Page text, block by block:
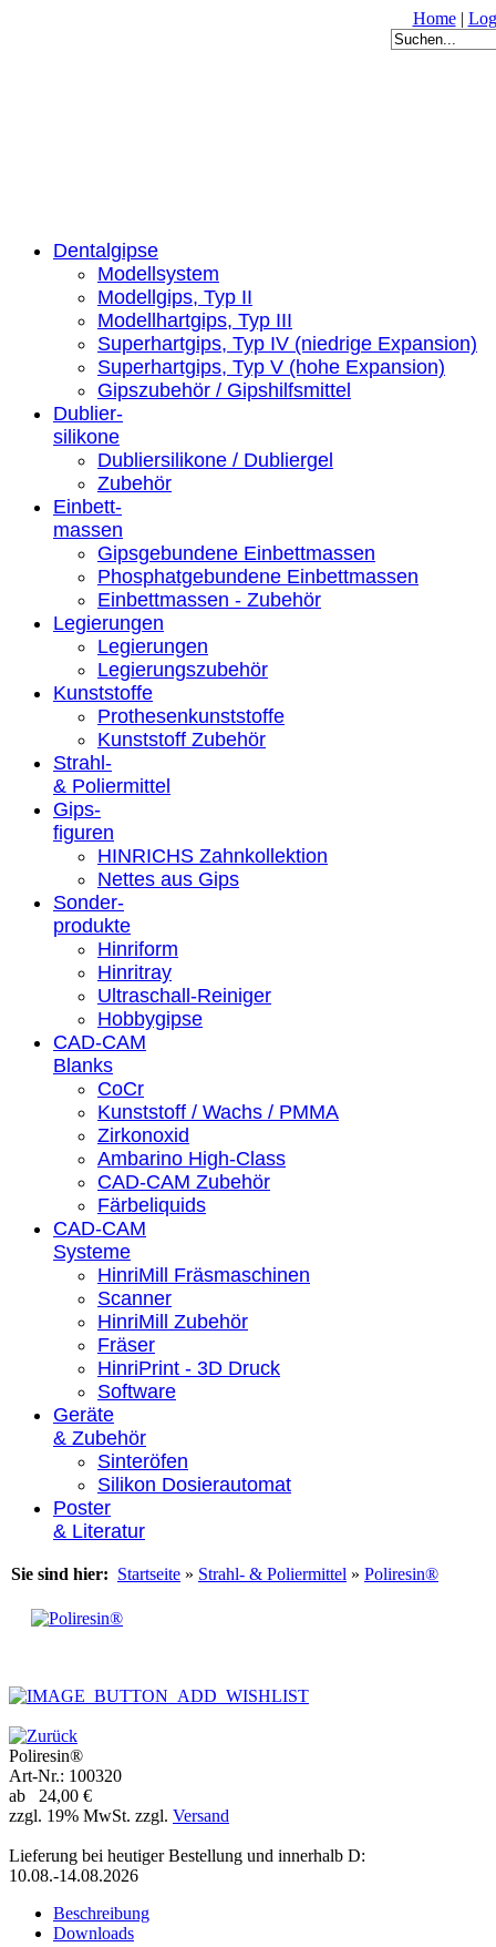
Home|
Dentalgipse
Modellsystem
Modellgips, Typ II
Modellhartgips, Typ III
Superhartgips, Typ IV (niedrige Expansion)
Superhartgips, Typ V (hohe Expansion)
Gipszubehör / Gipshilfsmittel
Dublier-
silikone
Dubliersilikone / Dubliergel
Zubehör
Einbett-
massen
Gipsgebundene Einbettmassen
Phosphatgebundene Einbettmassen
Einbettmassen - Zubehör
Legierungen
Legierungen
Legierungszubehör
Kunststoffe
Prothesenkunststoffe
Kunststoff Zubehör
Strahl-
& Poliermittel
Gips-
figuren
HINRICHS Zahnkollektion
Nettes aus Gips
Sonder-
produkte
Hinriform
Hinritray
Ultraschall-Reiniger
Hobbygipse
CAD-CAM
Blanks
CoCr
Kunststoff / Wachs / PMMA
Zirkonoxid
Ambarino High-Class
CAD-CAM Zubehör
Färbeliquids
CAD-CAM
Systeme
HinriMill Fräsmaschinen
Scanner
HinriMill Zubehör
Fräser
HinriPrint - 3D Druck
Software
Geräte
& Zubehör
Sinteröfen
Silikon Dosierautomat
Poster
& Literatur
Sie sind hier: Startseite » Strahl- & Poliermittel » Poliresin®
Poliresin®
Art-Nr.: 100320
ab 24,00 €
zzgl. 19% MwSt. zzgl. Versand
Lieferung bei heutiger Bestellung und innerhalb D:
10.08.-14.08.2026
Beschreibung
Downloads